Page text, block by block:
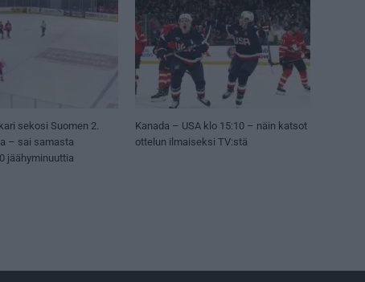
sekosi Suomen 2.
– sai samasta
jäähyminuuttia
Kanada – USA klo 15:10 – näin katsot
ottelun ilmaiseksi TV:stä